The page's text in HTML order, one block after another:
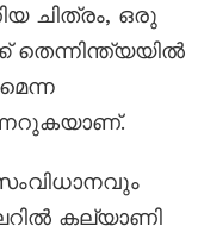
ചിത്രം, ഒരു
തെന്നിന്ത്യയിൽ
കല്യാണി